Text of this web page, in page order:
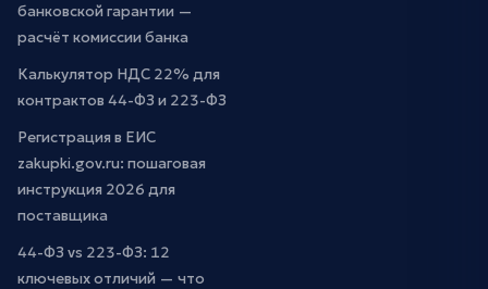
банковской гарантии —
расчёт комиссии банка
Калькулятор НДС 22% для
контрактов 44-ФЗ и 223-ФЗ
Регистрация в ЕИС
zakupki.gov.ru: пошаговая
инструкция 2026 для
поставщика
44-ФЗ vs 223-ФЗ: 12
ключевых отличий — что